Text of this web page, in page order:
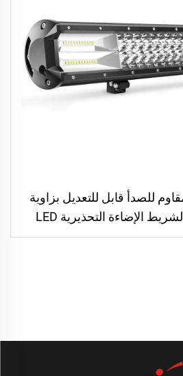
للصدأ قابل للتعديل بزاوية
٤٥ درجة من LIYI لشريط الإضاءة التحذيرية LED
المركبات والشاحنات